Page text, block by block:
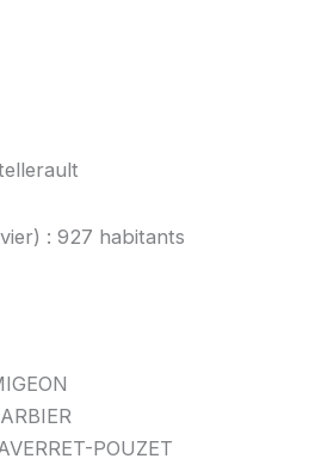
: 927 habitants
POUZET